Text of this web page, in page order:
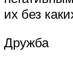
их без
Дружба